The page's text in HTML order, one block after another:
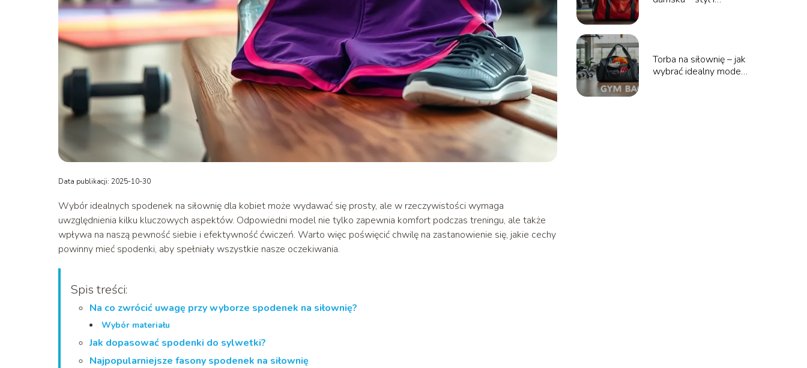
Data publikacji: 2025-10-30
Wybór idealnych spodenek na siłownię dla kobiet może wydawać się prosty, ale w rzeczywistości wymaga
uwzględnienia kilku kluczowych aspektów. Odpowiedni model nie tylko zapewnia komfort podczas treningu, ale także
wpływa na naszą pewność siebie i efektywność ćwiczeń. Warto więc poświęcić chwilę na zastanowienie się, jakie cechy
powinny mieć spodenki, aby spełniały wszystkie nasze oczekiwania.
Spis treści:
Na co zwrócić uwagę przy wyborze spodenek na siłownię?
Wybór materiału
Jak dopasować spodenki do sylwetki?
Najpopularniejsze fasony spodenek na siłownię
Torba na siłownię – jak
wybrać idealny model